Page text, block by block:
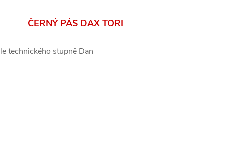
ČERNÝ PÁS DAX TORI
technického stupně Dan